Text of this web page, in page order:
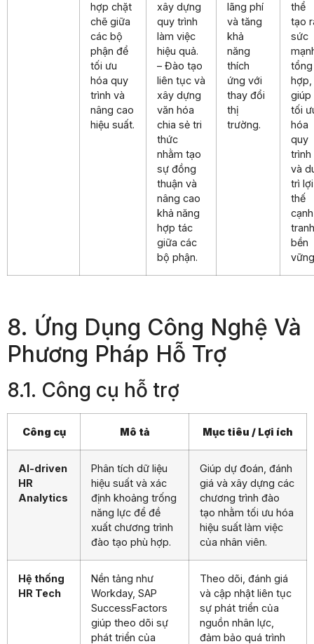
hợp chặt
chẽ giữa
các bộ
phận để
tối ưu
hóa quy
trình và
nâng cao
hiệu suất.
xây dựng
quy trình
làm việc
hiệu quả.
– Đào tạo
liên tục và
xây dựng
văn hóa
chia sẻ tri
thức
nhằm tạo
sự đồng
thuận và
nâng cao
khả năng
hợp tác
giữa các
bộ phận.
lãng phí
và tăng
khả
năng
thích
ứng với
thay đổi
thị
trường.
thể
tạo
sức
tổng
hợp,
giúp
tối
hóa
quy
trình
và
trì lợi
thế
cạnh
tranh
bền
8. Ứng Dụng Công Nghệ Và
Phương Pháp Hỗ Trợ
8.1. Công cụ hỗ trợ
Công cụ Mô tả Mục tiêu / Lợi ích
AI-driven
HR
Analytics
Phân tích dữ liệu
hiệu suất và xác
định khoảng trống
năng lực để đề
xuất chương trình
đào tạo phù hợp.
Giúp dự đoán, đánh
giá và xây dựng các
chương trình đào
tạo nhằm tối ưu hóa
hiệu suất làm việc
của nhân viên.
Hệ thống
HR Tech
Nền tảng như
Workday, SAP
SuccessFactors
giúp theo dõi sự
phát triển của
Theo dõi, đánh giá
và cập nhật liên tục
sự phát triển của
nguồn nhân lực,
đảm bảo quá trình